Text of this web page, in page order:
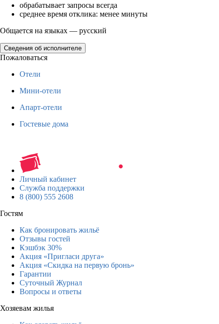
обрабатывает запросы всегда
среднее время отклика: менее минуты
Общается на языках — русский
Сведения об исполнителе
Пожаловаться
Отели
Мини-отели
Апарт-отели
Гостевые дома
Личный кабинет
Служба поддержки
8 (800) 555 2608
Гостям
Как бронировать жильё
Отзывы гостей
Кэшбэк 30%
Акция «Пригласи друга»
Акция «Скидка на первую бронь»
Гарантии
Суточный Журнал
Вопросы и ответы
Хозяевам жилья